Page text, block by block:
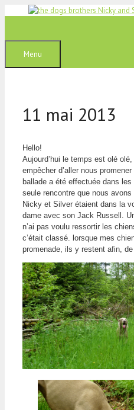
Menu
11 mai 2013
Hello!
Aujourd’hui le temps est olé
empêcher d’aller nous
ballade a été effectuée dans
seule rencontre que nous
Nicky et Silver étaient dans la
dame avec son Jack Russell.
n’ai pas voulu ressortir les
c’était classé. lorsque mes
promenade, ils y restent afin,